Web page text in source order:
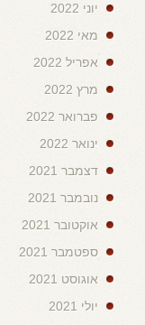
יוני 2022
מאי 2022
אפריל 2022
מרץ 2022
פברואר 2022
ינואר 2022
דצמבר 2021
נובמבר 2021
אוקטובר 2021
ספטמבר 2021
אוגוסט 2021
יולי 2021